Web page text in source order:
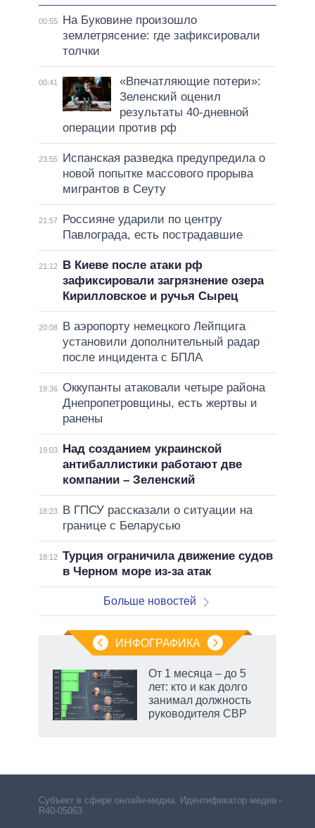
00:55
На Буковине произошло
землетрясение: где зафиксировали
толчки
00:41
«Впечатляющие потери»:
Зеленский оценил
результаты 40-дневной
операции против рф
23:55
Испанская разведка предупредила о
новой попытке массового прорыва
мигрантов в Сеуту
21:57
Россияне ударили по центру
Павлограда, есть пострадавшие
21:12
В Киеве после атаки рф
зафиксировали загрязнение озера
Кирилловское и ручья Сырец
20:08
В аэропорту немецкого Лейпцига
установили дополнительный радар
после инцидента с БПЛА
19:36 Оккупанты атаковали четыре района
Днепропетровщины, есть жертвы и
ранены
19:03
Над созданием украинской
антибаллистики работают две
компании – Зеленский
18:23
В ГПСУ рассказали о ситуации на
границе с Беларусью
18:12 Турция ограничила движение судов
в Черном море из-за атак
Больше новостей
ИНФОГРАФИКА
От 1 месяца – до 5
лет: кто и как долго
занимал должность
руководителя СВР
Субъект в сфере онлайн-медиа. Идентификатор медиа –
R40-05063